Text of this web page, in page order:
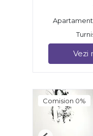
Vezi
Comision 0%